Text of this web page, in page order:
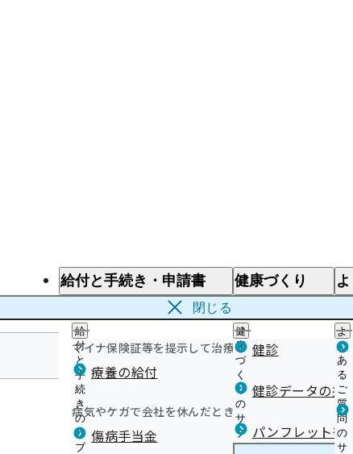
給付と手続き・申請書
給付と手続き
給
付
と
手
続
き
の
サ
ブ
マイナ保険証等を提示して治療を受けるとき
療養の給付
病気やケガで会社を休んだとき
傷病手当金
健康づくり
健
康
づ
く
り
の
サ
ブ
メ
健診
健診データの提
パンフレット等
よ
く
あ
る
ご
質
問
の
サ
閉じる
埼玉支部
埼玉支部からのお知らせ